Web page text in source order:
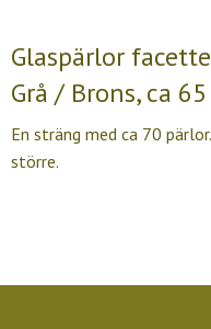
Glaspärlor
Grå / Brons, ca
En sträng med ca 70
större.